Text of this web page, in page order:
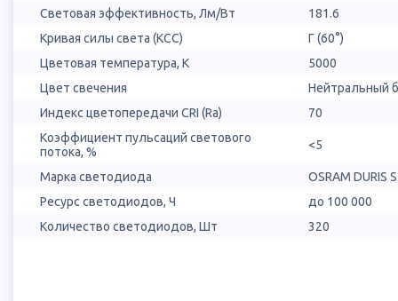
Световая эффективность, Лм/Вт
181.6
Кривая силы света (КСС)
Г (60°)
Цветовая температура, К
5000
Цвет свечения
Нейтральный
Индекс цветопередачи CRI (Ra)
70
Коэффициент пульсаций светового
потока, %
<5
Марка светодиода
OSRAM DURIS
Ресурс светодиодов, Ч
до 100 000
Количество светодиодов, Шт
320